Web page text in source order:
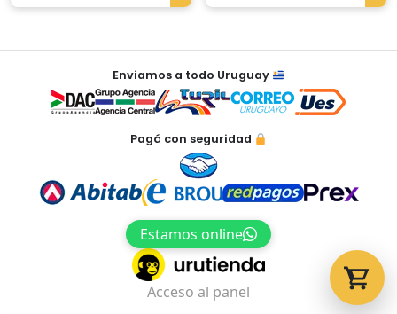
Navegación
entradas
Enviamos a todo Uruguay
Pagá con seguridad
Estamos online
Acceso al panel
Tu carrito está vacío.
automáticamente.